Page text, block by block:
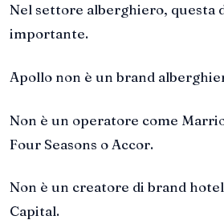
Nel settore alberghiero, questa
importante.
Apollo non è un brand
Non è un operatore come
Four Seasons o Accor.
Non è un creatore di brand
Capital.